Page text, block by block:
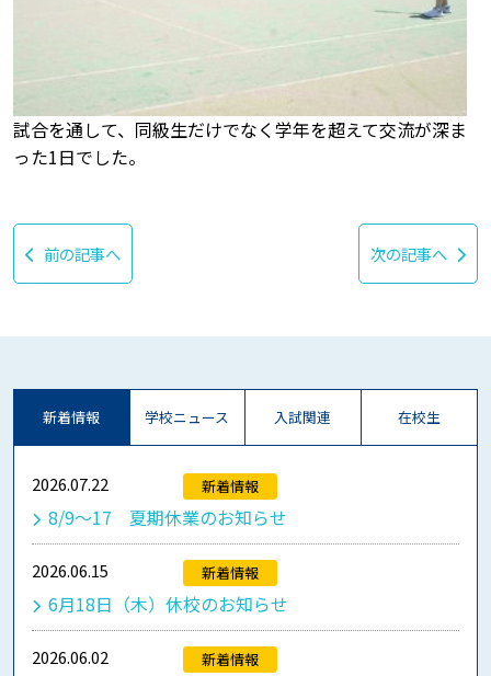
試合を通して、同級生だけでなく学年を超えて交流が深ま
った1日でした。
前の記事へ 次の記事へ
新着情報 学校ニュース 入試関連 在校生
2026.07.22 新着情報
8/9～17 夏期休業のお知らせ
2026.06.15 新着情報
6月18日（木）休校のお知らせ
2026.06.02 新着情報